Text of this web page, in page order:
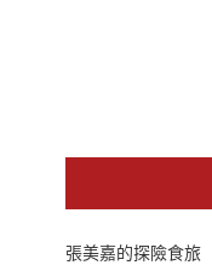
張美嘉的探險食旅